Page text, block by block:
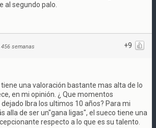
al segundo palo.
+9
semanas
una valoración bastante mas alta de lo
en mi opinión. ¿ Que momentos
Ibra los ultimos 10 años? Para mi
alla de ser un"gana ligas", el sueco tiene una
respecto a lo que es su talento.